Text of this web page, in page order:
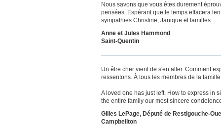
Nous savons que vous êtes durement
pensées. Espérant que le temps effacera
sympathies Christine, Janique et familles.
Anne et Jules Hammond
Saint-Quentin
Un être cher vient de s'en aller. Comment
ressentons. À tous les membres de la
A loved one has just left. How to express in
the entire family our most sincere
Gilles LePage, Député de Restigouche-
Campbellton